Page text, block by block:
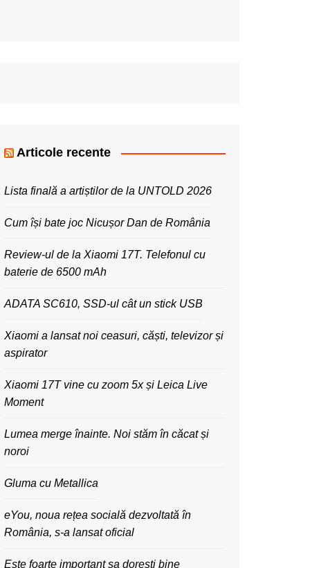
Articole recente
Lista finală a artiștilor de la UNTOLD 2026
Cum își bate joc Nicușor Dan de România
Review-ul de la Xiaomi 17T. Telefonul cu
baterie de 6500 mAh
ADATA SC610, SSD-ul cât un stick USB
Xiaomi a lansat noi ceasuri, căști, televizor și
aspirator
Xiaomi 17T vine cu zoom 5x și Leica Live
Moment
Lumea merge înainte. Noi stăm în căcat și
noroi
Gluma cu Metallica
eYou, noua rețea socială dezvoltată în
România, s-a lansat oficial
Este foarte important sa dorești bine